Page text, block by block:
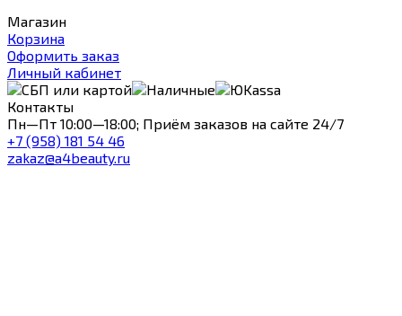
Магазин
Корзина
Оформить заказ
Личный кабинет
Контакты
Пн—Пт 10:00—18:00; Приём заказов на сайте 24/7
+7 (958) 181 54 46
zakaz@a4beauty.ru